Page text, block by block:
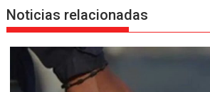
Noticias relacionadas